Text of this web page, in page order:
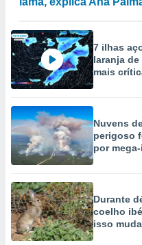
7 ilhas
laranja
mais
Nuvens
perigoso
por
Durante
coelho
isso